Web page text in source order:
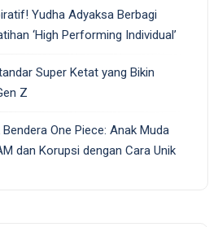
Yudha Adyaksa Berbagi
‘High Performing Individual’
Super Ketat yang Bikin
Z
One Piece: Anak Muda
dan Korupsi dengan Cara Unik